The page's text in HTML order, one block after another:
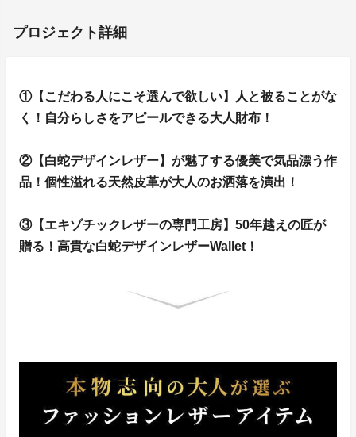
プロジェクト詳細
①【こだわる人にこそ選んで欲しい】人と被ることがな
く！自分らしさをアピールできる大人財布！
②【白蛇デザインレザー】が魅了する優美で気品漂う作
品！個性溢れる天然皮革が大人のお洒落を演出！
③【エキゾチックレザーの専門工房】50年越えの匠が
贈る！高貴な白蛇デザインレザーWallet！